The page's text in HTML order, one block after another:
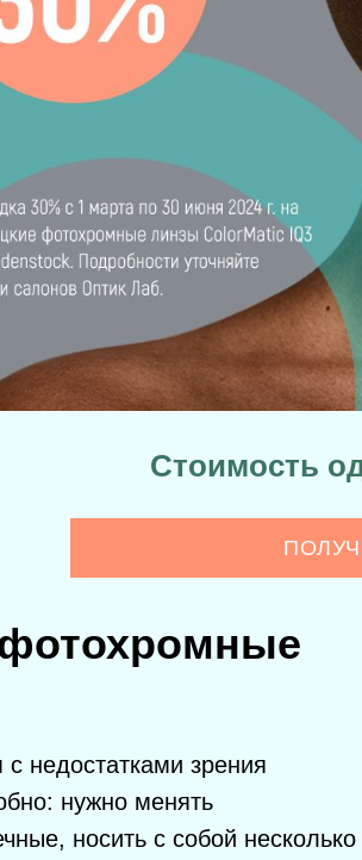
Стоимость
недостатками зрения
нужно менять
носить с собой несколько